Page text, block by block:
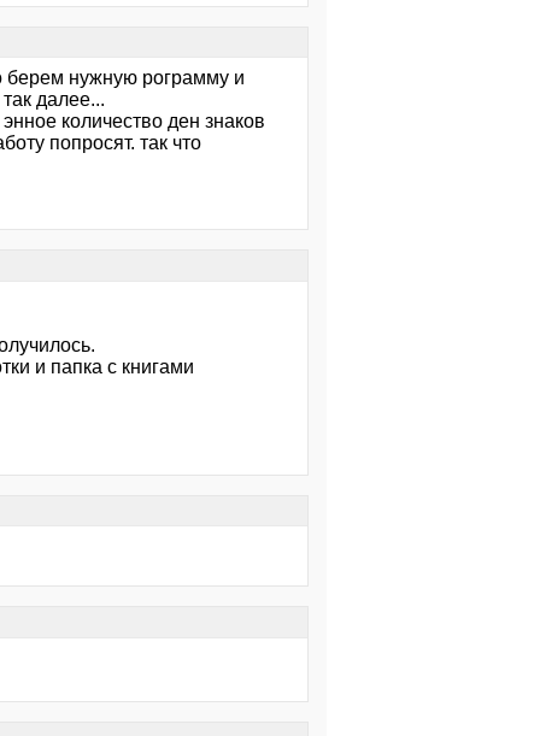
берем нужную рограмму и
далее...
количество ден знаков
попросят. так что
и папка с книгами